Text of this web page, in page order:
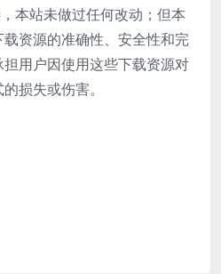
本站未做过任何改动；但本
资源的准确性、安全性和完
用户因使用这些下载资源对
损失或伤害。